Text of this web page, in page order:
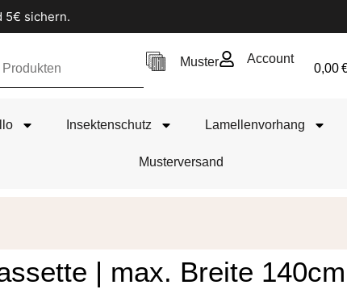
5€ sichern.
Muster Account
0,00
Insektenschutz Lamellenvorhang
Musterversand
| max. Breite